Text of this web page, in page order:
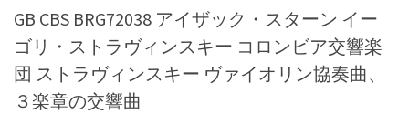
GB CBS BRG72038 アイザック・スターン イー
ゴリ・ストラヴィンスキー コロンビア交響楽
団 ストラヴィンスキー ヴァイオリン協奏曲、
３楽章の交響曲